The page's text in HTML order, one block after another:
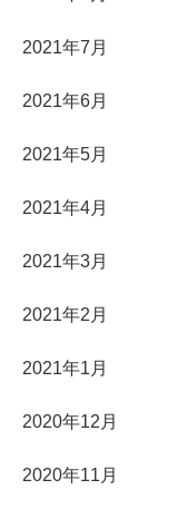
2021年7月
2021年6月
2021年5月
2021年4月
2021年3月
2021年2月
2021年1月
2020年12月
2020年11月